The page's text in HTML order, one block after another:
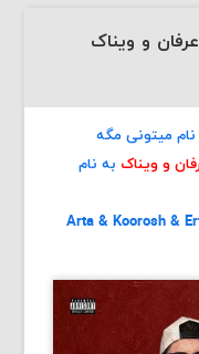
و ویناک
نام میتونی مگه
و ویناک به نام
Arta & Koorosh &